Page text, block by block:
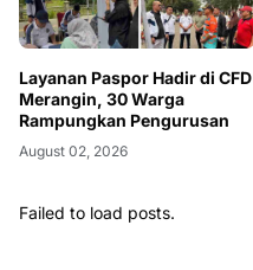
Layanan Paspor Hadir di CFD
Merangin, 30 Warga
Rampungkan Pengurusan
August 02, 2026
Failed to load posts.